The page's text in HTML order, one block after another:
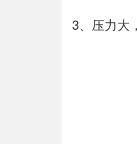
3、压力大